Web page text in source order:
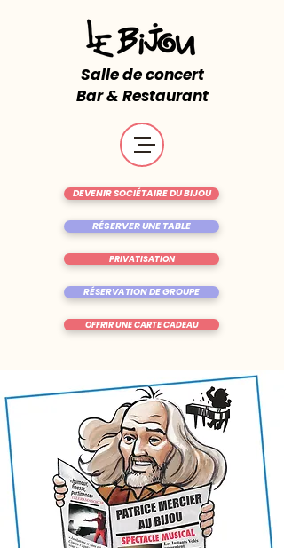
Salle de concert
Bar & Restaurant
RÉSERVER UNE TABLE
OFFRIR UNE CARTE CADEAU
DEVENIR SOCIÉTAIRE DU BIJOU
RÉSERVATION DE GROUPE
PRIVATISATION